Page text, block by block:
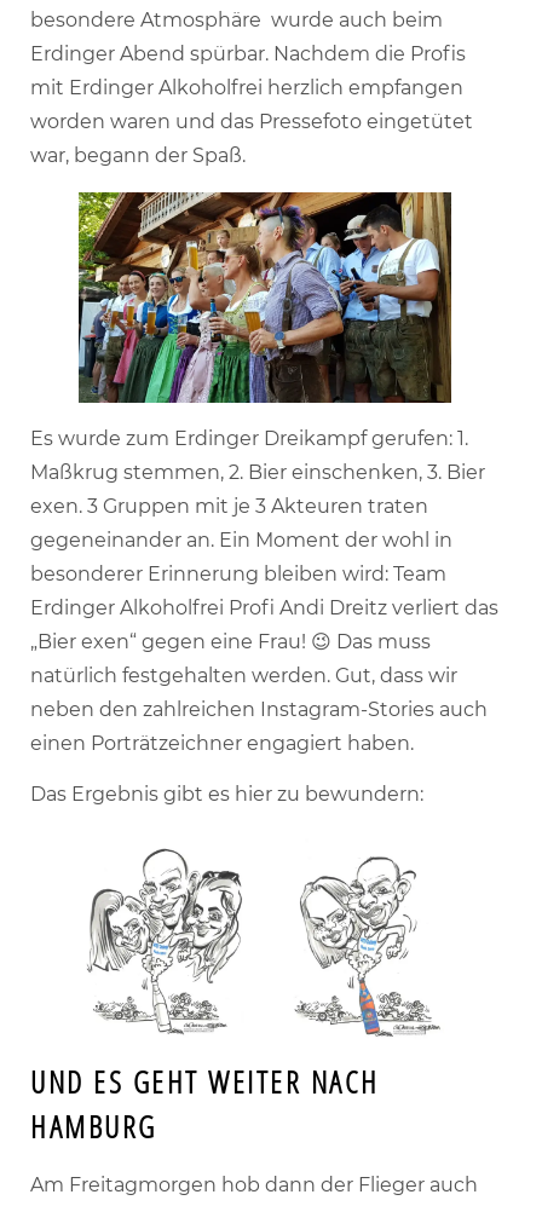
besondere Atmosphäre wurde auch beim
Erdinger Abend spürbar. Nachdem die Profis
mit Erdinger Alkoholfrei herzlich empfangen
worden waren und das Pressefoto eingetütet
war, begann der Spaß.
Es wurde zum Erdinger Dreikampf gerufen: 1.
Maßkrug stemmen, 2. Bier einschenken, 3. Bier
exen. 3 Gruppen mit je 3 Akteuren traten
gegeneinander an. Ein Moment der wohl in
besonderer Erinnerung bleiben wird: Team
Erdinger Alkoholfrei Profi Andi Dreitz verliert das
„Bier exen“ gegen eine Frau! 😉 Das muss
natürlich festgehalten werden. Gut, dass wir
neben den zahlreichen Instagram-Stories auch
einen Porträtzeichner engagiert haben.
Das Ergebnis gibt es hier zu bewundern:
UND ES GEHT WEITER NACH
HAMBURG
Am Freitagmorgen hob dann der Flieger auch